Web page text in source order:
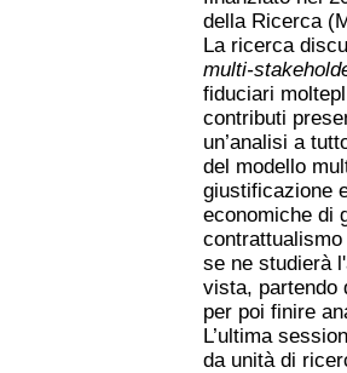
della Ricerca
La ricerca
multi-
fiduciari
contributi
un’analisi a
del modello
giustificazione
economiche di
se ne studierà
vista, partendo
per poi finire
L’ultima
da unità di